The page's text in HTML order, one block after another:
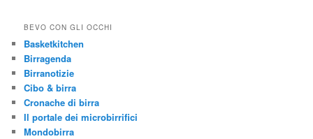
BEVO CON GLI OCCHI
Basketkitchen
Birragenda
Birranotizie
Cibo & birra
Cronache di birra
Il portale dei microbirrifici
Mondobirra